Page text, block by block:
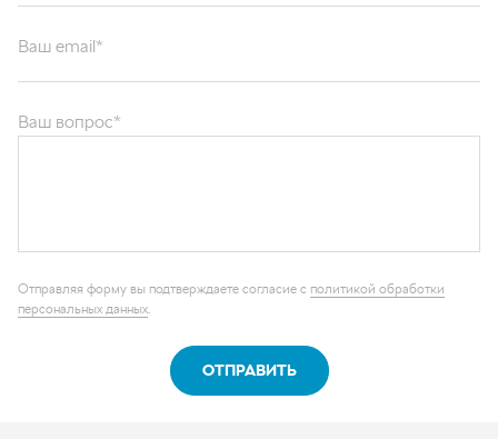
персональных данных
Каталог запчастей